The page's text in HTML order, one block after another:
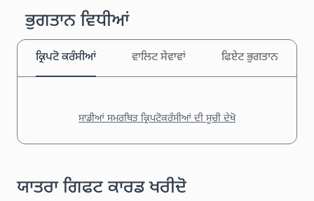
ਭੁਗਤਾਨ ਵਿਧੀਆਂ
ਕ੍ਰਿਪਟੋ ਕਰੰਸੀਆਂ ਵਾਲਿਟ ਸੇਵਾਵਾਂ ਫਿਏਟ ਭੁਗਤਾਨ
ਸਾਡੀਆਂ ਸਮਰਥਿਤ ਕ੍ਰਿਪਟੋਕਰੰਸੀਆਂ ਦੀ ਸੂਚੀ ਦੇਖੋ
ਯਾਤਰਾ ਗਿਫਟ ਕਾਰਡ ਖਰੀਦੋ